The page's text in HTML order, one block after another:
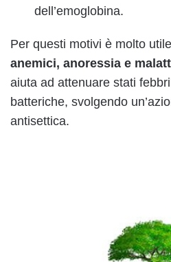
dell’emoglobina.
Per questi motivi è molto
anemici, anoressia e
aiuta ad attenuare stati
batteriche, svolgendo
antisettica.